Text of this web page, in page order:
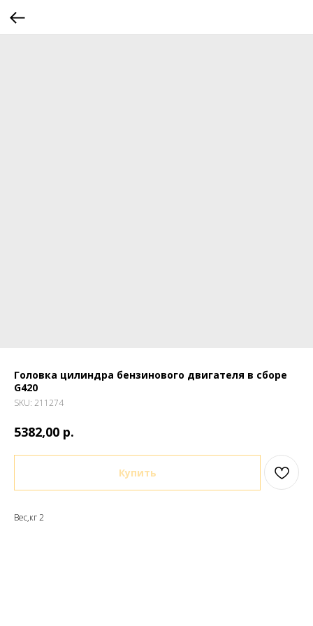
Головка цилиндра бензинового двигателя в сборе
G420
SKU: 211274
5382,00 р.
Купить
Вес,кг 2